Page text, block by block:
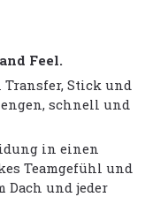
Feel.
Stick und
schnell und
in einen
Teamgefühl und
Dach und jeder